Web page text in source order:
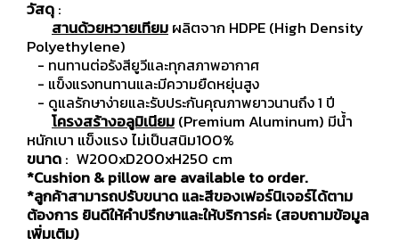
วัสดุ:
สานด้วยหวายเทียมผลิตจาก HDPE (High Density
Polyethylene)
- ทนทานต่อรังสียูวีและทุกสภาพอากาศ
- แข็งแรงทนทานและมีความยืดหยุ่นสูง
- ดูแลรักษาง่ายและรับประกันคุณภาพยาวนานถึง 1 ปี
โครงสร้างอลูมิเนียม(Premium Aluminum) มีน้ำ
หนักเบา แข็งแรง ไม่เป็นสนิม100%
ขนาด: W200xD200xH250 cm
*Cushion & pillow are available to order.
*ลูกค้าสามารถปรับขนาด และสีของเฟอร์นิเจอร์ได้ตาม
ต้องการ ยินดีให้คำปรึกษาและให้บริการค่ะ (สอบถามข้อมูล
เพิ่มเติม)